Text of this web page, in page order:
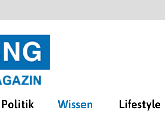
Politik Wissen Lifestyle